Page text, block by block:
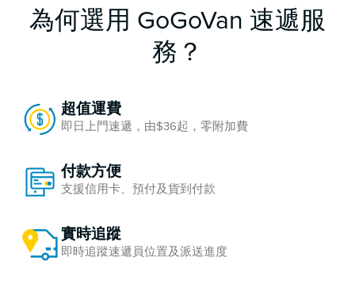
為何選用 GoGoVan 速遞服
務？
超值運費
即日上門速遞，由$36起，零附加費
付款方便
支援信用卡、預付及貨到付款
實時追蹤
即時追蹤速遞員位置及派送進度